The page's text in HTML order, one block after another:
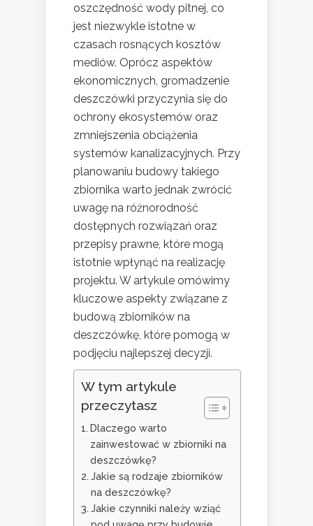
oszczędność wody pitnej, co
jest niezwykle istotne w
czasach rosnących kosztów
mediów. Oprócz aspektów
ekonomicznych, gromadzenie
deszczówki przyczynia się do
ochrony ekosystemów oraz
zmniejszenia obciążenia
systemów kanalizacyjnych. Przy
planowaniu budowy takiego
zbiornika warto jednak zwrócić
uwagę na różnorodność
dostępnych rozwiązań oraz
przepisy prawne, które mogą
istotnie wpłynąć na realizację
projektu. W artykule omówimy
kluczowe aspekty związane z
budową zbiorników na
deszczówkę, które pomogą w
podjęciu najlepszej decyzji.
W tym artykule
przeczytasz
Dlaczego warto
zainwestować w zbiorniki na
deszczówkę?
Jakie są rodzaje zbiorników
na deszczówkę?
Jakie czynniki należy wziąć